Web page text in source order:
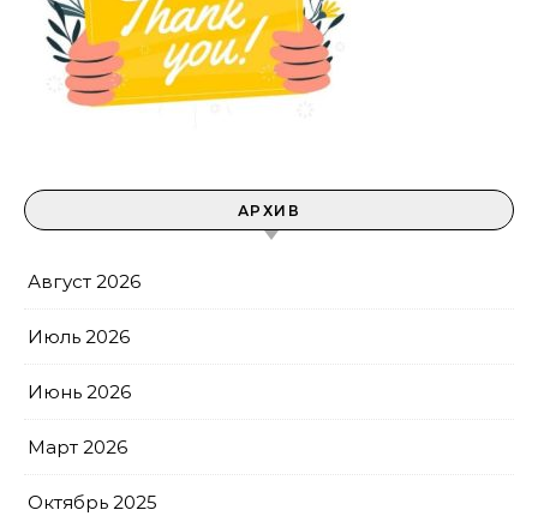
АРХИВ
Август 2026
Июль 2026
Июнь 2026
Март 2026
Октябрь 2025